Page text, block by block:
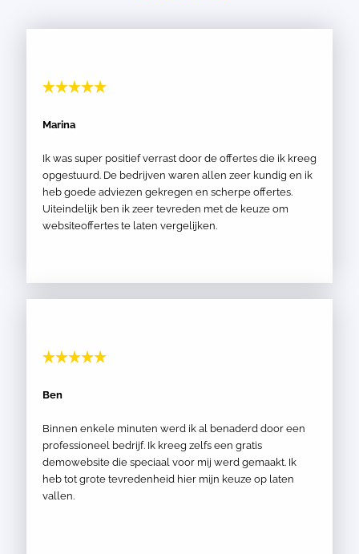
Marina
Ik was super positief verrast door de offertes die ik kreeg
opgestuurd. De bedrijven waren allen zeer kundig en ik
heb goede adviezen gekregen en scherpe offertes.
Uiteindelijk ben ik zeer tevreden met de keuze om
websiteoffertes te laten vergelijken.
Ben
Binnen enkele minuten werd ik al benaderd door een
professioneel bedrijf. Ik kreeg zelfs een gratis
demowebsite die speciaal voor mij werd gemaakt. Ik
heb tot grote tevredenheid hier mijn keuze op laten
vallen.